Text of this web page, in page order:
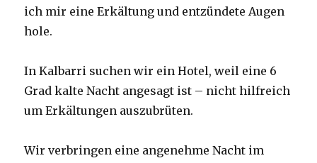
ich mir eine Erkältung und entzündete Augen
hole.
In Kalbarri suchen wir ein Hotel, weil eine 6
Grad kalte Nacht angesagt ist – nicht hilfreich
um Erkältungen auszubrüten.
Wir verbringen eine angenehme Nacht im